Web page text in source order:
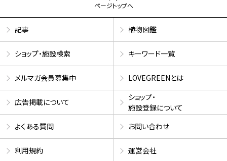
ページトップへ
記事 植物図鑑
ショップ・施設検索 キーワード一覧
メルマガ会員募集中 LOVEGREENとは
広告掲載について
ショップ・
施設登録について
よくある質問
お問い合わせ
利用規約 運営会社